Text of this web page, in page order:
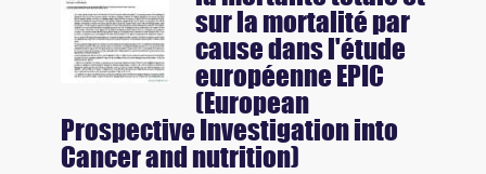
sur la mortalité par
cause dans l'étude
européenne EPIC
(European
Prospective Investigation into
Cancer and nutrition)